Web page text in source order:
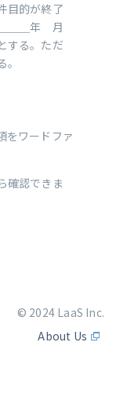
目的が終了
＿＿＿年 月
する。ただ
をワードファ
確認できま
© 2024 LaaS Inc.
About Us